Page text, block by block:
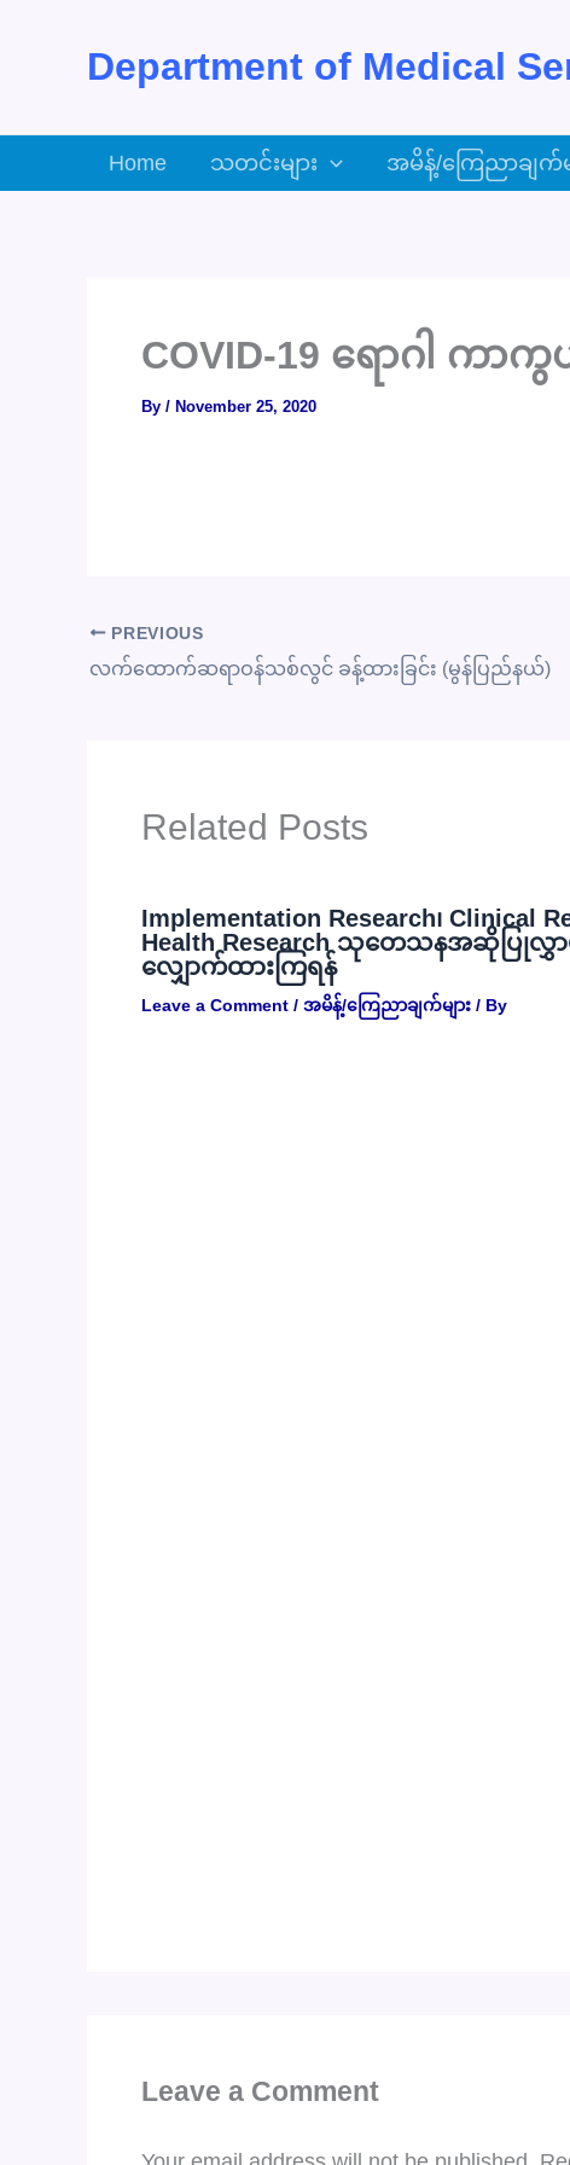
Department of Medical
Home သတင်းများ အမိန့်/ကြေညာချက်မ
COVID-19 ရောဂါ ကာကွ
By / November 25, 2020
PREVIOUS
လက်ထောက်ဆရာဝန်သစ်လွင် ခန့်ထားခြင်း (မွန်ပြည်နယ်)
Related Posts
Implementation Research၊ Clinical
Health Research သုတေသနအဆိုပြုလွှာ
လျှောက်ထားကြရန်
Leave a Comment / အမိန့်/ကြေညာချက်များ / By
Leave a Comment